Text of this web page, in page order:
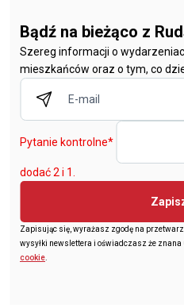
Bądź na bieżąco z
Szereg informacji o
mieszkańców oraz o tym, co
Pytanie kontrolne*
dodać 2 i 1.
Zapisując się, wyrażasz zgodę na
wysyłki newslettera i oświadczasz że znana
cookie